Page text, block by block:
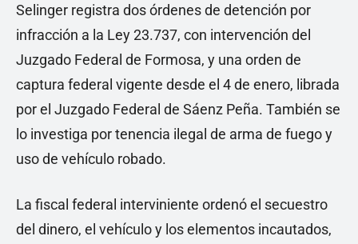
Selinger registra dos órdenes de detención por
infracción a la Ley 23.737, con intervención del
Juzgado Federal de Formosa, y una orden de
captura federal vigente desde el 4 de enero, librada
por el Juzgado Federal de Sáenz Peña. También se
lo investiga por tenencia ilegal de arma de fuego y
uso de vehículo robado.
La fiscal federal interviniente ordenó el secuestro
del dinero, el vehículo y los elementos incautados,